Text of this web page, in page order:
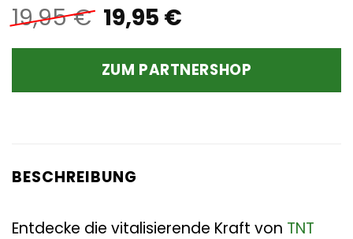
19,95€ Ursprünglicher
Preis
war:
19,95 €
19,95 €Aktueller
ist:
19,95 €.
ZUM PARTNERSHOP
BESCHREIBUNG
Entdecke die vitalisierende Kraft von TNT